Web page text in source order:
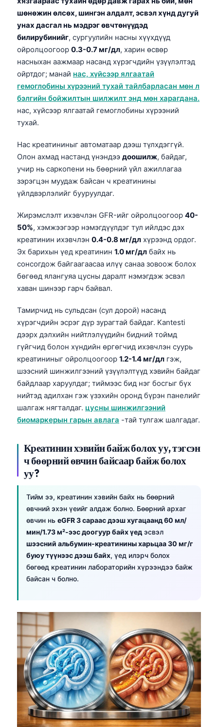
шөнөжин өлсөх, шингэн алдалт, эсвэл хүнд дугуй
унах дасгал нь мэдрэг өвчтөнүүдэд
билирубинийг, сургуулийн насны хүүхдүүд
ойролцоогоор 0.3-0.7 мг/дл, харин өсвөр
насныхан аажмаар насанд хүрэгчдийн үзүүлэлтэд
ойртдог; манай нас, хүйсээр ялгаатай
гемоглобины хүрээний тухай тайлбарласан мөн л
бэлгийн бойжилтын шилжилт энд мөн харагдана.
нас, хүйсээр ялгаатай гемоглобины хүрээний
тухай.
Нас креатининыг автоматаар дээш түлхдэггүй.
Олон ахмад настанд үнэндээ доошилж, байдаг,
учир нь саркопени нь бөөрний үйл ажиллагаа
зэрэгцэн муудаж байсан ч креатинины
үйлдвэрлэлийг бууруулдаг.
Жирэмслэлт ихэвчлэн GFR-ийг ойролцоогоор 40-
50%, хэмжээгээр нэмэгдүүлдэг тул ийлдэс дэх
креатинин ихэвчлэн 0.4-0.8 мг/дл хүрээнд ордог.
Эх барихын үед креатинин 1.0 мг/дл байх нь
сонсогдож байгаагаасаа илүү санаа зовоож болох
бөгөөд ялангуяа цусны даралт нэмэгдэж эсвэл
хаван шинээр гарч байвал.
Тамирчид нь сульдсан (сул дорой) насанд
хүрэгчдийн эсрэг дүр зурагтай байдаг. Kantesti
дээрх дэлхийн нийтлэлүүдийн бидний тоймд
гүйгчид болон хүндийн өргөгчид ихэвчлэн суурь
креатининыг ойролцоогоор 1.2-1.4 мг/дл гэж,
шээсний шинжилгээний үзүүлэлтүүд хэвийн байдаг
байдлаар харуулдаг; тиймээс бид нэг босгыг бүх
нийтэд адилхан гэж үзэхийн оронд бүрэн панелийг
шалгаж нягталдаг. цусны шинжилгээний
биомаркерын гарын авлага -тай тулгаж шалгадаг.
Креатинин хэвийн байж болох уу, тэгсэн
ч бөөрний өвчин байсаар байж болох
уу?
Тийм ээ, креатинин хэвийн байх нь бөөрний
өвчний эхэн үеийг алдаж болно. Бөөрний архаг
өвчин нь eGFR 3 сараас дээш хугацаанд 60 мл/
мин/1.73 м²-ээс доогуур байх үед эсвэл
шээсний альбумин-креатинины харьцаа 30 мг/г
буюу түүнээс дээш байх, үед илэрч болох
бөгөөд креатинин лабораторийн хүрээндээ байж
байсан ч болно.